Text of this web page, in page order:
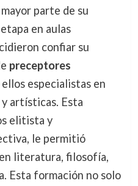
parte de su
en aulas
confiar su
preceptores
ellos especialistas en
artísticas. Esta
elitista y
le permitió
literatura, filosofía,
Esta formación no solo